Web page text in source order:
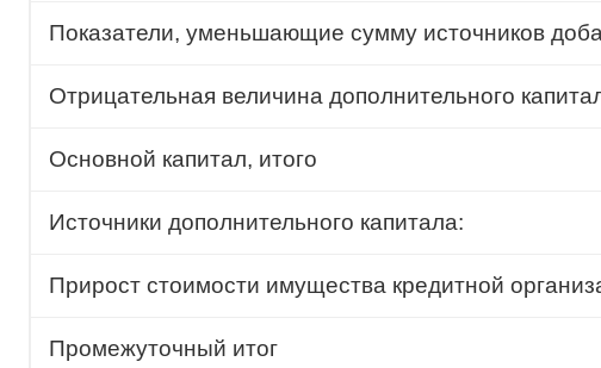
Показатели, уменьшающие сумму источников
Отрицательная величина дополнительного
Основной капитал, итого
Источники дополнительного капитала:
Прирост стоимости имущества кредитной
Промежуточный итог